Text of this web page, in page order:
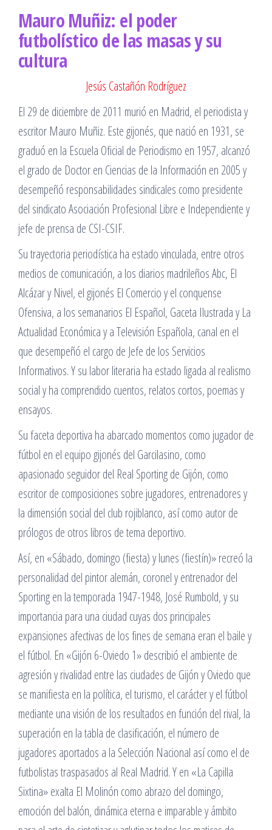
Mauro Muñiz: el poder
futbolístico de las masas y su
cultura
Jesús Castañón Rodríguez
El 29 de diciembre de 2011 murió en Madrid, el periodista y
escritor Mauro Muñiz. Este gijonés, que nació en 1931, se
graduó en la Escuela Oficial de Periodismo en 1957, alcanzó
el grado de Doctor en Ciencias de la Información en 2005 y
desempeñó responsabilidades sindicales como presidente
del sindicato Asociación Profesional Libre e Independiente y
jefe de prensa de CSI-CSIF.
Su trayectoria periodística ha estado vinculada, entre otros
medios de comunicación, a los diarios madrileños Abc, El
Alcázar y Nivel, el gijonés El Comercio y el conquense
Ofensiva, a los semanarios El Español, Gaceta Ilustrada y La
Actualidad Económica y a Televisión Española, canal en el
que desempeñó el cargo de Jefe de los Servicios
Informativos. Y su labor literaria ha estado ligada al realismo
social y ha comprendido cuentos, relatos cortos, poemas y
ensayos.
Su faceta deportiva ha abarcado momentos como jugador de
fútbol en el equipo gijonés del Garcilasino, como
apasionado seguidor del Real Sporting de Gijón, como
escritor de composiciones sobre jugadores, entrenadores y
la dimensión social del club rojiblanco, así como autor de
prólogos de otros libros de tema deportivo.
Así, en «Sábado, domingo (fiesta) y lunes (fiestín)» recreó la
personalidad del pintor alemán, coronel y entrenador del
Sporting en la temporada 1947-1948, José Rumbold, y su
importancia para una ciudad cuyas dos principales
expansiones afectivas de los fines de semana eran el baile y
el fútbol. En «Gijón 6-Oviedo 1» describió el ambiente de
agresión y rivalidad entre las ciudades de Gijón y Oviedo que
se manifiesta en la política, el turismo, el carácter y el fútbol
mediante una visión de los resultados en función del rival, la
superación en la tabla de clasificación, el número de
jugadores aportados a la Selección Nacional así como el de
futbolistas traspasados al Real Madrid. Y en «La Capilla
Sixtina» exalta El Molinón como abrazo del domingo,
emoción del balón, dinámica eterna e imparable y ámbito